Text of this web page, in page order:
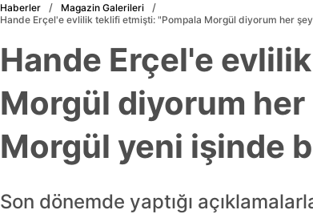
Haberler
Magazin Galerileri
Hande Erçel'e evlilik teklifi etmişti: "Pompala Morgül diyorum her
Hande Erçel'e
Morgül diyorum her
Morgül yeni işinde
Son dönemde yaptığı